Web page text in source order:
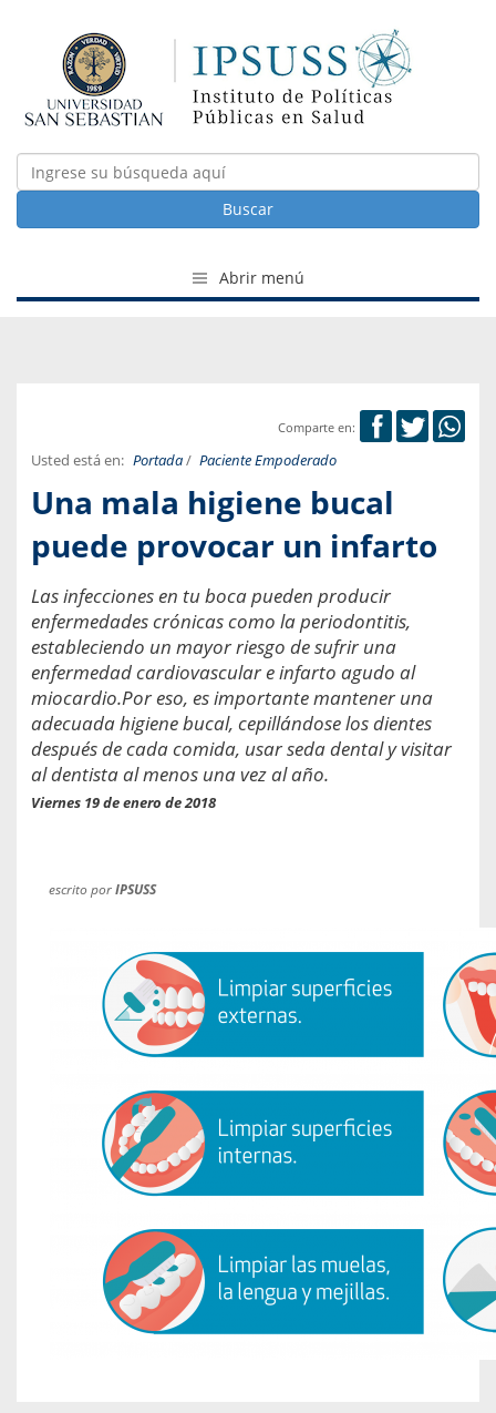
Buscar
Abrir menú
Comparte en:
Usted está en: Portada/ Paciente Empoderado
Una mala higiene bucal
puede provocar un infarto
Las infecciones en tu boca pueden producir
enfermedades crónicas como la periodontitis,
estableciendo un mayor riesgo de sufrir una
enfermedad cardiovascular e infarto agudo al
miocardio.Por eso, es importante mantener una
adecuada higiene bucal, cepillándose los dientes
después de cada comida, usar seda dental y visitar
al dentista al menos una vez al año.
Viernes 19 de enero de 2018
escrito porIPSUSS